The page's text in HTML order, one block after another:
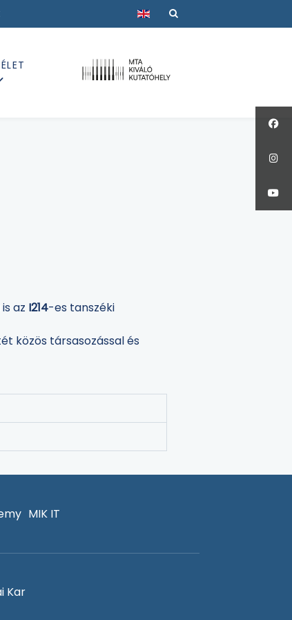
Válasszon nyelvet
az I214-es tanszéki
közös társasozással és
MIK IT
Kar